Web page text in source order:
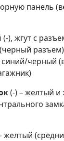
панель
(-), жгут с
черный
(-) – желтый
желтый